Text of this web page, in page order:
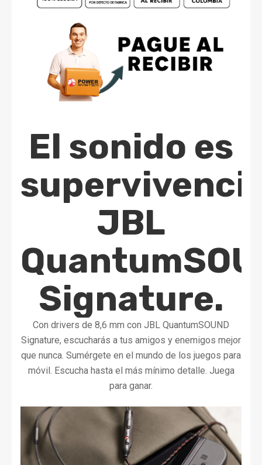
El sonido es
JBL
Signature.
Con drivers de 8,6 mm con JBL QuantumSOUND
Signature, escucharás a tus amigos y enemigos mejor
que nunca. Sumérgete en el mundo de los juegos para
móvil. Escucha hasta el más mínimo detalle. Juega
para ganar.